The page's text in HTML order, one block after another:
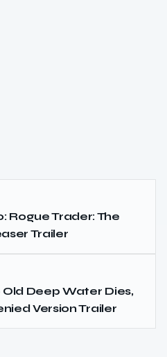
Rogue Trader: The
Trailer
Deep Water Dies,
Version Trailer